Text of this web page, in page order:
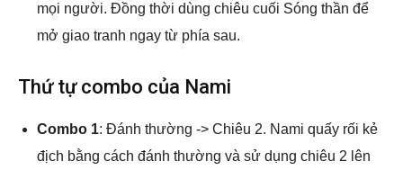
mọi người. Đồng thời dùng chiêu cuối Sóng thần để
mở giao tranh ngay từ phía sau.
Thứ tự combo của Nami
Combo 1: Đánh thường -> Chiêu 2. Nami quấy rối kẻ
địch bằng cách đánh thường và sử dụng chiêu 2 lên